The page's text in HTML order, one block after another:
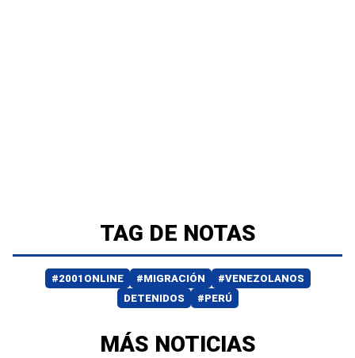
TAG DE NOTAS
#2001ONLINE #MIGRACIÓN
#VENEZOLANOS
DETENIDOS
#PERÚ
MÁS NOTICIAS